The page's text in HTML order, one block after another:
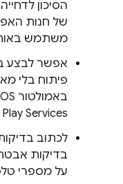
הסיכון
של חנות
משתמש
אפשר לבצע
פיתוח בלי
Services.
לכתוב
בדיקות
על מספרי